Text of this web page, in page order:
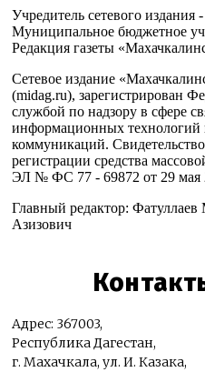
Учредитель сетевого издания -
Муниципальное бюджетное
Редакция газеты
Сетевое издание
(midag.ru), зарегистрирован
службой по надзору в сфере
информационных технологий
коммуникаций.
регистрации средства
ЭЛ № ФС 77 - 69872 от 29 мая
Главный редактор:
Азизович
Адрес: 367003,
Республика Дагестан,
г. Махачкала, ул. И. Казака,